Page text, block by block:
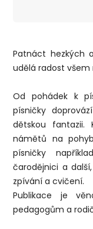
Patnáct hezkých
udělá radost
Od pohádek k
písničky
dětskou fantazii.
námětů na
písničky
čarodějnici a
zpívání a cvičení.
Publikace je
pedagogům a